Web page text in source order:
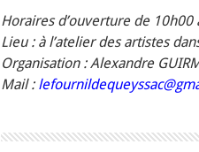
Horaires d’ouverture de 10h00
Lieu : à l’atelier des artistes
Organisation : Alexandre
Mail :